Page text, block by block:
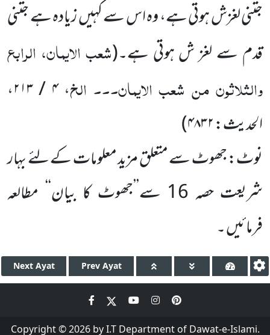
جتنی لغزش ہوتی ہے، وہ اس سے کہیں زیادہ ہے جتنی
قدم سے لغز ش ہوتی ہے۔(شعب الایمان، الرابع
والثلاثون من شعب الایمان۔۔۔ الخ،۴ / ۲۱۳
،
الحدیث:۴۸۳۲)
نوٹ: جھوٹ سے متعلق مزید معلومات کے لئے بہار
شریعت حصہ 16 سے’’جھوٹ کا بیان‘‘ مطالعہ
فرمائیں ۔
Next Ayat Prev Ayat
Copyright © 2026 by I.T Department of Dawat-e-Islami.